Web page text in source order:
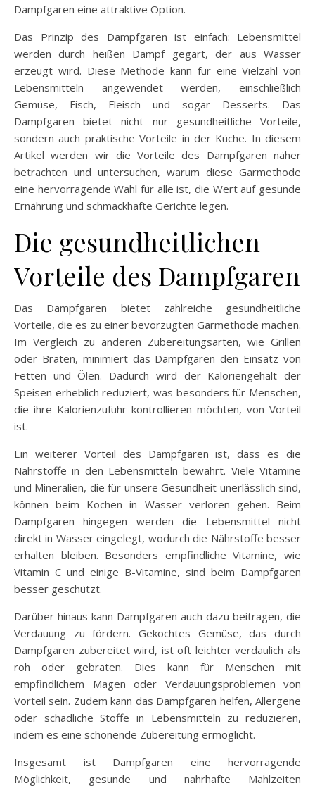
Dampfgaren eine attraktive Option.
Das Prinzip des Dampfgaren ist einfach: Lebensmittel
werden durch heißen Dampf gegart, der aus Wasser
erzeugt wird. Diese Methode kann für eine Vielzahl von
Lebensmitteln angewendet werden, einschließlich
Gemüse, Fisch, Fleisch und sogar Desserts. Das
Dampfgaren bietet nicht nur gesundheitliche Vorteile,
sondern auch praktische Vorteile in der Küche. In diesem
Artikel werden wir die Vorteile des Dampfgaren näher
betrachten und untersuchen, warum diese Garmethode
eine hervorragende Wahl für alle ist, die Wert auf gesunde
Ernährung und schmackhafte Gerichte legen.
Die gesundheitlichen
Vorteile des Dampfgaren
Das Dampfgaren bietet zahlreiche gesundheitliche
Vorteile, die es zu einer bevorzugten Garmethode machen.
Im Vergleich zu anderen Zubereitungsarten, wie Grillen
oder Braten, minimiert das Dampfgaren den Einsatz von
Fetten und Ölen. Dadurch wird der Kaloriengehalt der
Speisen erheblich reduziert, was besonders für Menschen,
die ihre Kalorienzufuhr kontrollieren möchten, von Vorteil
ist.
Ein weiterer Vorteil des Dampfgaren ist, dass es die
Nährstoffe in den Lebensmitteln bewahrt. Viele Vitamine
und Mineralien, die für unsere Gesundheit unerlässlich sind,
können beim Kochen in Wasser verloren gehen. Beim
Dampfgaren hingegen werden die Lebensmittel nicht
direkt in Wasser eingelegt, wodurch die Nährstoffe besser
erhalten bleiben. Besonders empfindliche Vitamine, wie
Vitamin C und einige B-Vitamine, sind beim Dampfgaren
besser geschützt.
Darüber hinaus kann Dampfgaren auch dazu beitragen, die
Verdauung zu fördern. Gekochtes Gemüse, das durch
Dampfgaren zubereitet wird, ist oft leichter verdaulich als
roh oder gebraten. Dies kann für Menschen mit
empfindlichem Magen oder Verdauungsproblemen von
Vorteil sein. Zudem kann das Dampfgaren helfen, Allergene
oder schädliche Stoffe in Lebensmitteln zu reduzieren,
indem es eine schonende Zubereitung ermöglicht.
Insgesamt ist Dampfgaren eine hervorragende
Möglichkeit, gesunde und nahrhafte Mahlzeiten